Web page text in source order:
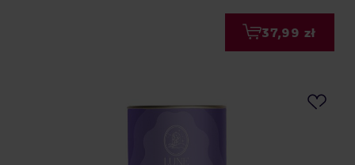
37,99 zł